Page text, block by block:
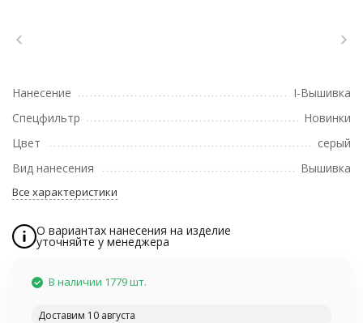
Нанесение
I-Вышивка
Спецфильтр
Новинки
Цвет
серый
Вид нанесения
Вышивка
Все характеристики
О вариантах нанесения на изделие
уточняйте у менеджера
В наличии 1779 шт.
Доставим 10 августа